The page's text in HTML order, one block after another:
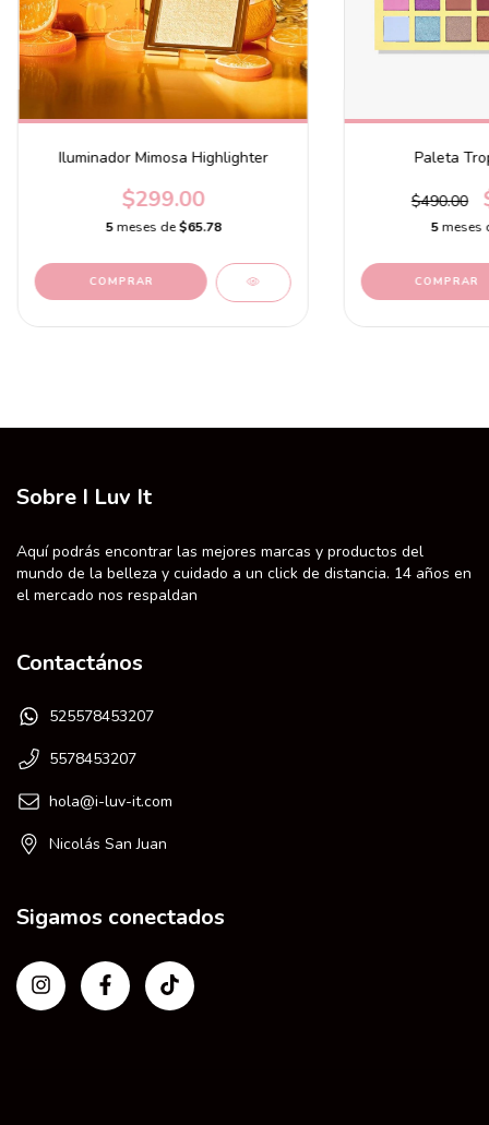
Iluminador Mimosa Highlighter
$299.00
5 meses de$65.78
Paleta
$490.00
5meses
Sobre I Luv It
Aquí podrás encontrar las mejores marcas y productos del
mundo de la belleza y cuidado a un click de distancia. 14 años en
el mercado nos respaldan
Contactános
525578453207
5578453207
hola@i-luv-it.com
Nicolás San Juan
Sigamos conectados